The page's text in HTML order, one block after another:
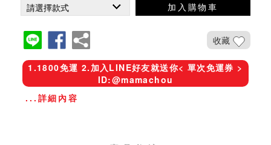
加入購物車
收藏
1.1800免運 2.加入LINE好友就送你< 單次免運券 >
ID:@mamachou
...詳細內容